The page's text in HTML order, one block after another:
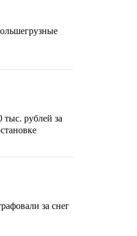
тыс. рублей за
за снег